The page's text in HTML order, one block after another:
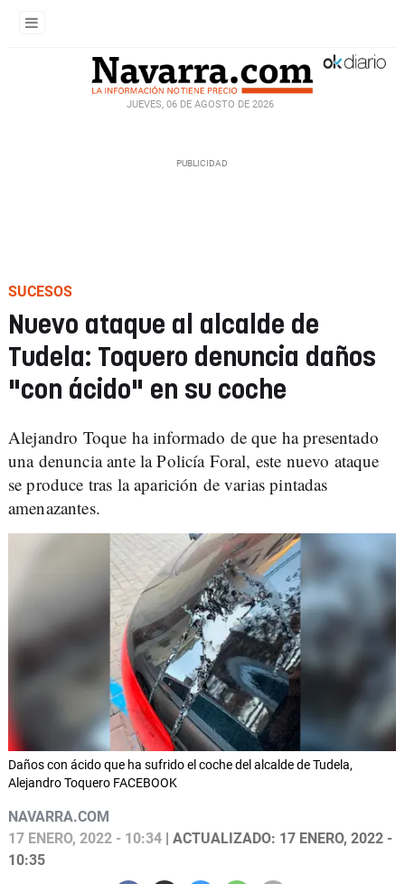
JUEVES, 06 DE AGOSTO DE 2026
SUCESOS
Nuevo ataque al alcalde de
Tudela: Toquero denuncia daños
"con ácido" en su coche
Alejandro Toque ha informado de que ha presentado
una denuncia ante la Policía Foral, este nuevo ataque
se produce tras la aparición de varias pintadas
amenazantes.
Daños con ácido que ha sufrido el coche del alcalde de Tudela,
Alejandro Toquero FACEBOOK
NAVARRA.COM
17 ENERO, 2022 - 10:34 | ACTUALIZADO: 17 ENERO, 2022 -
10:35